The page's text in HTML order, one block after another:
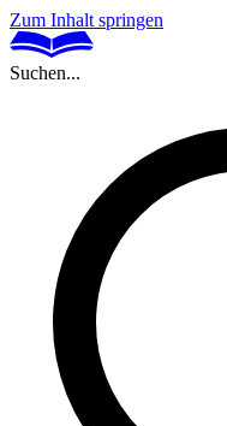
Zum Inhalt springen
Suchen...